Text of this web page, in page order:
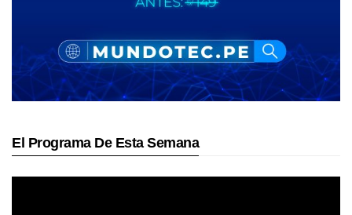
El Programa De Esta Semana